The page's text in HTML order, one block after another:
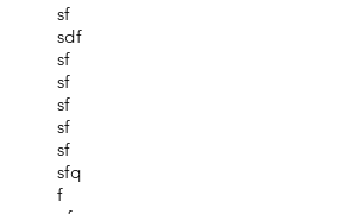
sf
sdf
sf
sf
sf
sf
sf
sfq
f